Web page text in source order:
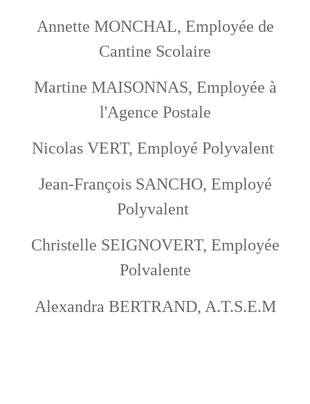
Annette MONCHAL, Employée de
Cantine Scolaire
Martine MAISONNAS, Employée à
l'Agence Postale
Nicolas VERT, Employé Polyvalent
Jean-François SANCHO, Employé
Polyvalent
Christelle SEIGNOVERT, Employée
Polvalente
Alexandra BERTRAND, A.T.S.E.M